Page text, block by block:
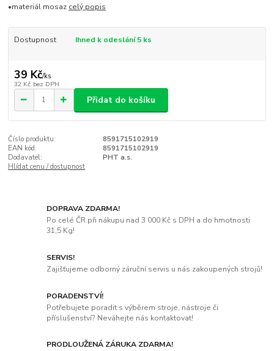
•materiál mosaz celý popis
Dostupnost Ihned k odeslání 5 ks
39 Kč/ks
32 Kč bez DPH
Přidat do košíku
Číslo produktu:
8591715102919
EAN kód:
8591715102919
Dodavatel:
PHT a.s.
Hlídat cenu / dostupnost
DOPRAVA ZDARMA!
Po celé ČR při nákupu nad 3 000 Kč s DPH a do hmotnosti
31,5 Kg!
SERVIS!
Zajišťujeme odborný záruční servis u nás zakoupených strojů!
PORADENSTVÍ!
Potřebujete poradit s výběrem stroje, nástroje či
příslušenství? Neváhejte nás kontaktovat!
PRODLOUŽENÁ ZÁRUKA ZDARMA!